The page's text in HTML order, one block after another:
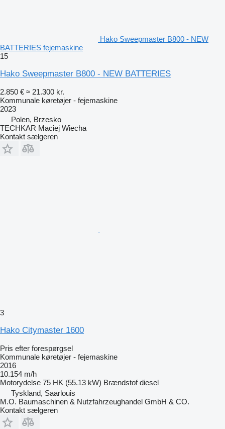
Hako Sweepmaster B800 - NEW
BATTERIES fejemaskine
15
Hako Sweepmaster B800 - NEW BATTERIES
2.850 € ≈ 21.300 kr.
Kommunale køretøjer - fejemaskine
2023
Polen, Brzesko
TECHKAR Maciej Wiecha
Kontakt sælgeren
3
Hako Citymaster 1600
Pris efter forespørgsel
Kommunale køretøjer - fejemaskine
2016
10.154 m/h
Motorydelse 75 HK (55.13 kW) Brændstof diesel
Tyskland, Saarlouis
M.O. Baumaschinen & Nutzfahrzeughandel GmbH & CO.
Kontakt sælgeren